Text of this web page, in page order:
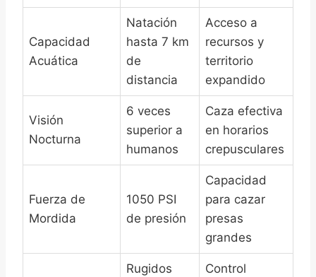
Capacidad
Acuática
Natación
hasta 7 km
de
distancia
Acceso a
recursos y
territorio
expandido
Visión
Nocturna
6 veces
superior a
humanos
Caza efectiva
en horarios
crepusculares
Fuerza de
Mordida
1050 PSI
de presión
Capacidad
para cazar
presas
grandes
Rugidos
Control